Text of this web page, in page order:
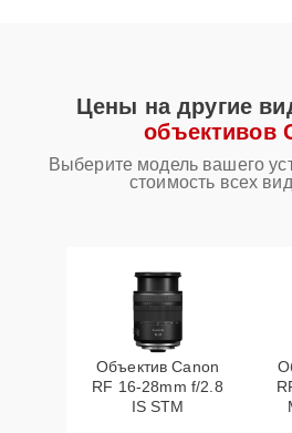
Цены на другие
объективов
Выберите модель вашего
стоимость всех
Объектив Canon
RF 16‑28mm f/2.8
IS STM